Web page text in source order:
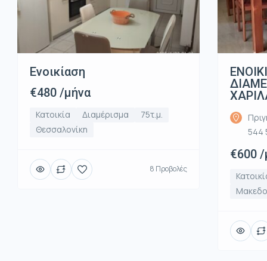
Ενοικίαση
€480 /μήνα
Κατοικία Διαμέρισμα
75τ.μ.
Θεσσαλονίκη
8 Προβολές
544
€600